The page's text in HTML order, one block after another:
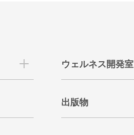
ウェルネス開発室
出版物